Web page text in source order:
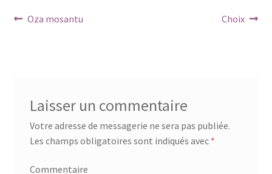
Réservation salle
tourisme
Navigation
Article
Oza mosantu
Article
Choix
Laisser un commentaire
Votre adresse de messagerie ne sera pas publiée.
Les champs obligatoires sont indiqués avec *
Commentaire